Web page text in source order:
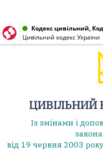
Цивільний кодекс України